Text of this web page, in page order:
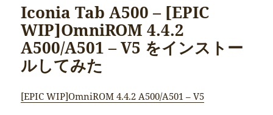
Iconia Tab A500 – [EPIC
WIP]OmniROM 4.4.2
A500/A501 – V5 をインストー
ルしてみた
[EPIC WIP]OmniROM 4.4.2 A500/A501 – V5